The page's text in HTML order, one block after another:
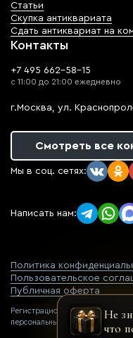
Статьи
Скупка антиквариата
Сдать антиквариат на
Контакты
+7 495 662-58-15
с 11:00 до 21:00 ежедневно
г.Москва, ул.
Смотреть все
Мы в соц. сетях:
Написать нам:
Политика
Пользовательское
Публичная оферта
Регистрационный номер
персональных данных: 77-22-
Не
что